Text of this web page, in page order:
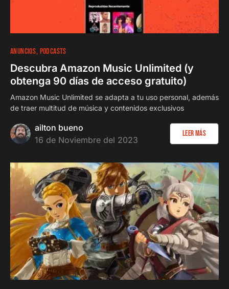
92
ANUNCIOS PODCASTS
Descubra Amazon Music Unlimited (y
obtenga 90 días de acceso gratuito)
Amazon Music Unlimited se adapta a tu uso personal, además
de traer multitud de música y contenidos exclusivos
ailton bueno
16 de Noviembre del 2023
Leer más